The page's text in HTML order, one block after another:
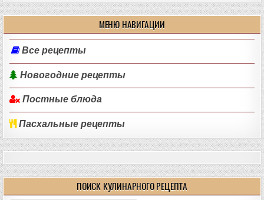
МЕНЮ НАВИГАЦИИ
Все рецепты
Новогодние рецепты
Постные блюда
Пасхальные рецепты
ПОИСК КУЛИНАРНОГО РЕЦЕПТА